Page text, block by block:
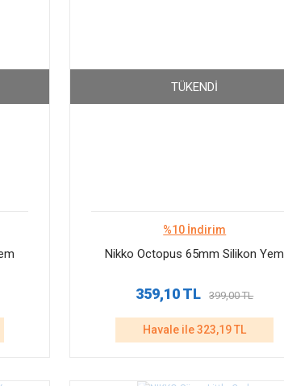
TÜKENDI
%10 İndirim
Nikko Octopus 65mm Silikon Yem
359,10 TL 399,00 TL
Havale ile 323,19 TL